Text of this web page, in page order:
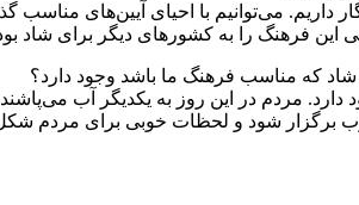
داریم. می‌‌توانیم با احیای آیین‌های مناسب
فرهنگ را به کشور‌های دیگر برای شاد
که مناسب فرهنگ ما باشد وجود دارد؟
مردم در این روز به یکدیگر آب
برگزار شود و لحظات خوبی برای مردم